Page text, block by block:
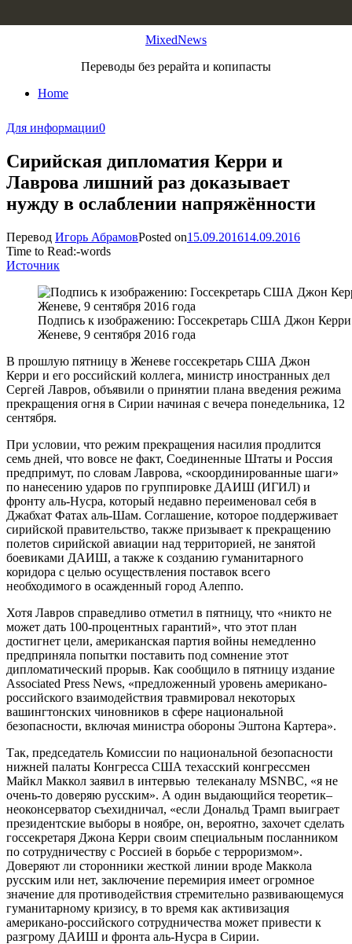
MixedNews
Переводы без рерайта и копипасты
Home
Для информации0
Сирийская дипломатия Керри и
Лаврова лишний раз доказывает
нужду в ослаблении напряжённости
Перевод Игорь АбрамовPosted on15.09.201614.09.2016
Time to Read:-words
Источник
Подпись к изображению: Госсекретарь США Джон
Женеве, 9 сентября 2016 года
В прошлую пятницу в Женеве госсекретарь США Джон
Керри и его российский коллега, министр иностранных дел
Сергей Лавров, объявили о принятии плана введения режима
прекращения огня в Сирии начиная с вечера понедельника, 12
сентября.
При условии, что режим прекращения насилия продлится
семь дней, что вовсе не факт, Соединенные Штаты и Россия
предпримут, по словам Лаврова, «скоординированные шаги»
по нанесению ударов по группировке ДАИШ (ИГИЛ) и
фронту аль-Нусра, который недавно переименовал себя в
Джабхат Фатах аль-Шам. Соглашение, которое поддерживает
сирийской правительство, также призывает к прекращению
полетов сирийской авиации над территорией, не занятой
боевиками ДАИШ, а также к созданию гуманитарного
коридора с целью осуществления поставок всего
необходимого в осажденный город Алеппо.
Хотя Лавров справедливо отметил в пятницу, что «никто не
может дать 100-процентных гарантий», что этот план
достигнет цели, американская партия войны немедленно
предприняла попытки поставить под сомнение этот
дипломатический прорыв. Как сообщило в пятницу издание
Associated Press News, «предложенный уровень американо-
российского взаимодействия травмировал некоторых
вашингтонских чиновников в сфере национальной
безопасности, включая министра обороны Эштона Картера».
Так, председатель Комиссии по национальной безопасности
нижней палаты Конгресса США техасский конгрессмен
Майкл Маккол заявил в интервью телеканалу MSNBC, «я не
очень-то доверяю русским». А один выдающийся теоретик–
неоконсерватор съехидничал, «если Дональд Трамп выиграет
президентские выборы в ноябре, он, вероятно, захочет сделать
госсекретаря Джона Керри своим специальным посланником
по сотрудничеству с Россией в борьбе с терроризмом».
Доверяют ли сторонники жесткой линии вроде Маккола
русским или нет, заключение перемирия имеет огромное
значение для противодействия стремительно развивающемуся
гуманитарному кризису, в то время как активизация
американо-российского сотрудничества может привести к
разгрому ДАИШ и фронта аль-Нусра в Сирии.